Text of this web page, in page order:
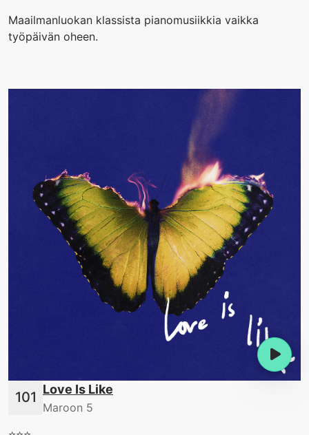
Maailmanluokan klassista pianomusiikkia vaikka
työpäivän oheen.
Love Is Like
Maroon 5